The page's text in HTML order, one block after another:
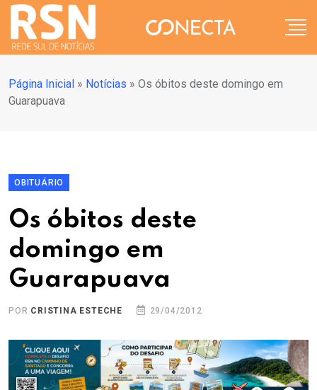
Página Inicial » Notícias » Os óbitos deste domingo em
Guarapuava
OBITUÁRIO
Os óbitos deste
domingo em
Guarapuava
POR CRISTINA ESTECHE 29/04/2012